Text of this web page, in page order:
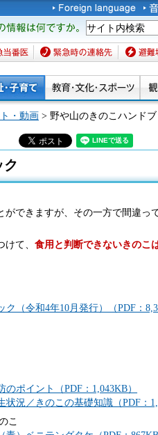
情報は何です
医 緊急時の連絡先 避難場所
・動画 > 野や山のきのこハンドブ
ク
できますが、その一方で間違っ
て、 食用と判断できないきのこ
（令和4年10月発行）（PDF：
ポイント（PDF：1,043KB）
況／きのこの基礎知識（PDF：
こ